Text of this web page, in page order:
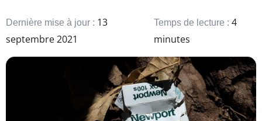
Dernière mise à jour : 13
septembre 2021
Temps de lecture :4
minutes